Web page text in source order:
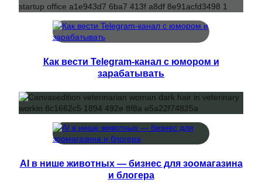
Как вести Telegram-канал с юмором и
зарабатывать
AI в нише животных — бизнес для зоомагазина
и блогера